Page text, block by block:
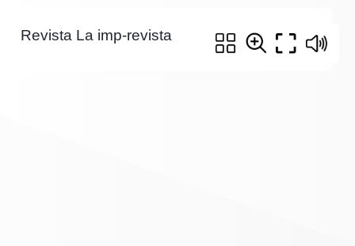
Revista La imp-revista